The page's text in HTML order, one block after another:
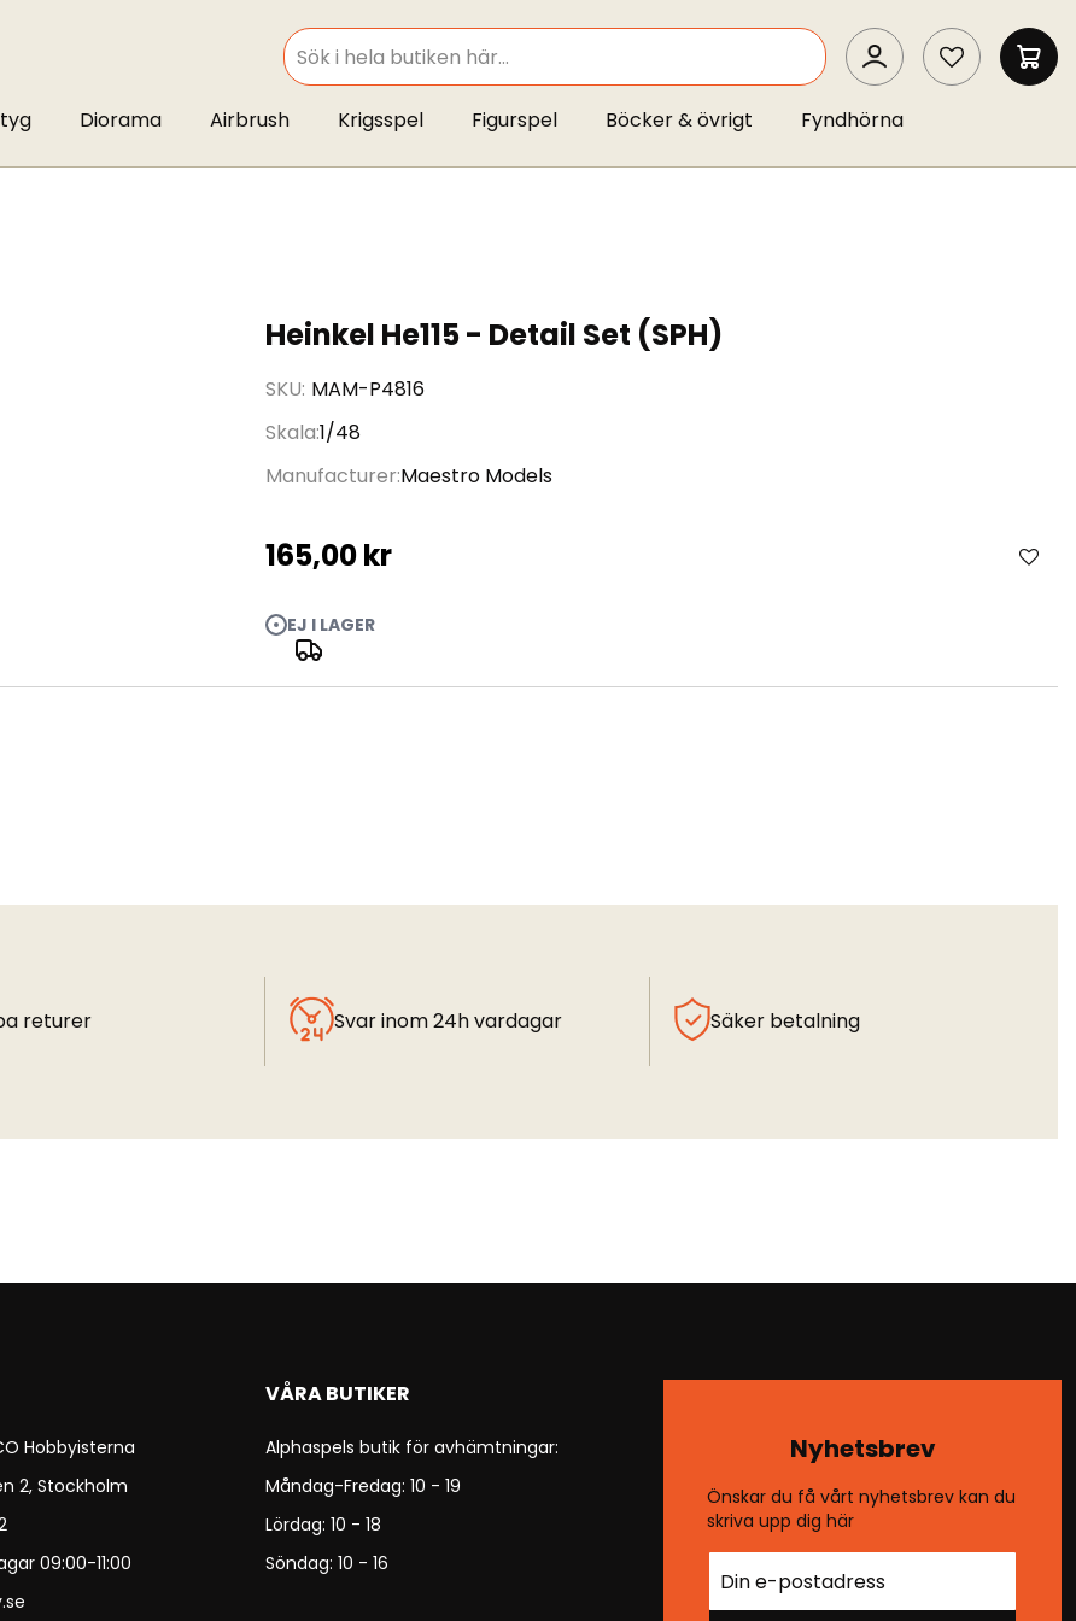
SEARCH
SEARCH
MIN
Diorama Airbrush Krigsspel Figurspel Böcker & övrigt Fyndhörna
Heinkel He115 - Detail Set (SPH)
SKU MAM-P4816
Skala1/48
Manufacturer Maestro Models
165,00 kr
EJ I LAGER
returer Svar inom 24h vardagar Säker betalning
Hobbyisterna
2, Stockholm
09:00-11:00
VÅRA BUTIKER
Alphaspels butik för avhämtningar:
Måndag-Fredag: 10 - 19
Lördag: 10 - 18
Söndag: 10 - 16
Nyhetsbrev
Önskar du få vårt nyhetsbrev kan du
skriva upp dig här